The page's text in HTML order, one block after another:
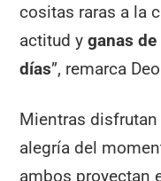
cositas raras a la
actitud y ganas
días”, remarca
Mientras
alegría del
ambos proyectan